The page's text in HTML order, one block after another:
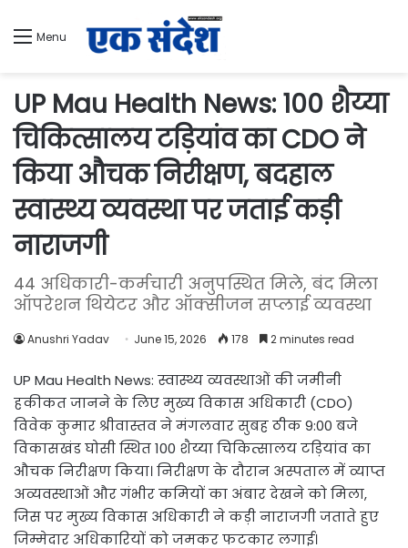
Menu
UP Mau Health News: 100 शैय्या
चिकित्सालय टड़ियांव का CDO ने
किया औचक निरीक्षण, बदहाल
स्वास्थ्य व्यवस्था पर जताई कड़ी
नाराजगी
44 अधिकारी-कर्मचारी अनुपस्थित मिले, बंद मिला
ऑपरेशन थियेटर और ऑक्सीजन सप्लाई व्यवस्था
Anushri Yadav June 15, 2026 178 2 minutes read
UP Mau Health News: स्वास्थ्य व्यवस्थाओं की जमीनी
हकीकत जानने के लिए मुख्य विकास अधिकारी (CDO)
विवेक कुमार श्रीवास्तव ने मंगलवार सुबह ठीक 9:00 बजे
विकासखंड घोसी स्थित 100 शैय्या चिकित्सालय टड़ियांव का
औचक निरीक्षण किया। निरीक्षण के दौरान अस्पताल में व्याप्त
अव्यवस्थाओं और गंभीर कमियों का अंबार देखने को मिला,
जिस पर मुख्य विकास अधिकारी ने कड़ी नाराजगी जताते हुए
जिम्मेदार अधिकारियों को जमकर फटकार लगाई।